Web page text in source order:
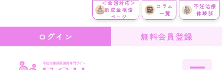
＜全国対応＞
助成金検索
ページ
コラム
一覧
不妊治療
体験談
ログイン 無料会員登録